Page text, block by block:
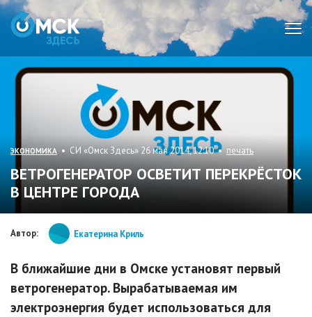
ЭКОНОМИКА • СИ «Омск Здесь» 26 мая 2014, 12:10 • печать
ВЕТРОГЕНЕРАТОР ОСВЕТИТ ПЕРЕКРЁСТОК
В ЦЕНТРЕ ГОРОДА
Автор: Екатерина Криль
В ближайшие дни в Омске установят первый
ветрогенератор. Вырабатываемая им
электроэнергия будет использоваться для